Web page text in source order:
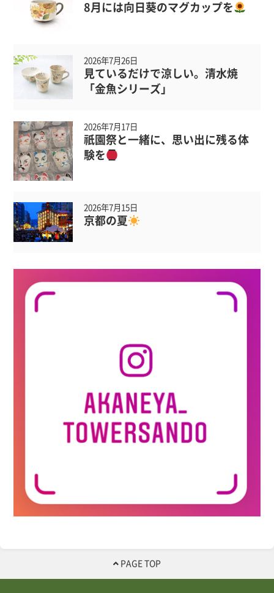
8月には向日葵のマグカップを
2026年7月26日
見ているだけで涼しい。清水焼
「金魚シリーズ」
2026年7月17日
祇園祭と一緒に、思い出に残る体
験を
2026年7月15日
京都の夏
PAGE TOP